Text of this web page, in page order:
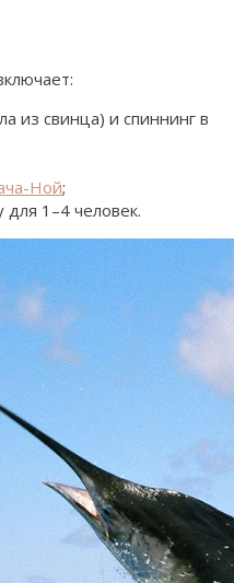
из свинца) и спиннинг в
Ной;
1–4 человек.